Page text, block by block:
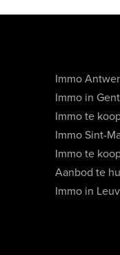
Immo
Immo in
Immo te
Immo Sint-
Immo te
Aanbod te
Immo in